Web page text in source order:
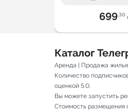
699.30
Каталог
Аренда | Продажа
Количество
оценкой 5.0.
Вы можете запустить
Стоимость размещения